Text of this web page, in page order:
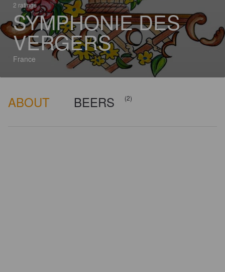
2 ratings
SYMPHONIE DES
VERGERS
France
ABOUT BEERS (2)